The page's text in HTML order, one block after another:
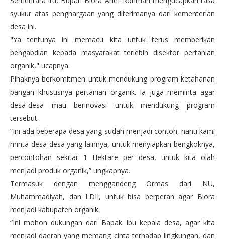
syukur atas penghargaan yang diterimanya dari kementerian
desa ini.
"Ya tentunya ini memacu kita untuk terus memberikan
pengabdian kepada masyarakat terlebih disektor pertanian
organik," ucapnya.
Pihaknya berkomitmen untuk mendukung program ketahanan
pangan khususnya pertanian organik. Ia juga meminta agar
desa-desa mau berinovasi untuk mendukung program
tersebut.
“Ini ada beberapa desa yang sudah menjadi contoh, nanti kami
minta desa-desa yang lainnya, untuk menyiapkan bengkoknya,
percontohan sekitar 1 Hektare per desa, untuk kita olah
menjadi produk organik,” ungkapnya.
Termasuk dengan menggandeng Ormas dari NU,
Muhammadiyah, dan LDII, untuk bisa berperan agar Blora
menjadi kabupaten organik.
“Ini mohon dukungan dari Bapak Ibu kepala desa, agar kita
menjadi daerah yang memang cinta terhadap lingkungan, dan